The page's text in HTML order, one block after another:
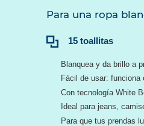
Para una ropa
Contenido:
15 toallitas
Blanquea y da brillo a
Fácil de usar: funciona
Con tecnología White
Ideal para jeans,
Para que tus prendas